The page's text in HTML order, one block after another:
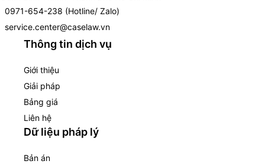
0971-654-238 (Hotline/ Zalo)
service.center@caselaw.vn
Thông tin dịch vụ
Giới thiệu
Giải pháp
Bảng giá
Liên hệ
Dữ liệu pháp lý
Bản án